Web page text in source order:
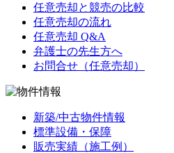
任意売却と競売の比較
任意売却の流れ
任意売却 Q&A
弁護士の先生方へ
お問合せ（任意売却）
新築/中古物件情報
標準設備・保障
販売実績（施工例）